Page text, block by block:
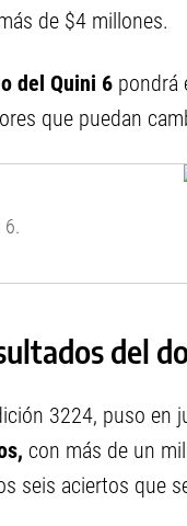
de $4 millones.
del Quini 6 pondrá
que puedan
6.
del
3224, puso en
con más de un
seis aciertos que